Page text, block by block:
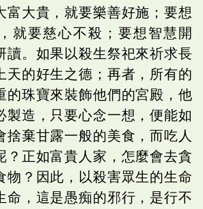
富大貴，就要樂善好施；要想
就要慈心不殺；要想智慧開
讀。如果以殺生祭祀來祈求長
天的好生之德；再者，所有的
的珠寶來裝飾他們的宮殿，他
製造，只要心念一想，便能如
捨棄甘露一般的美食，而吃人
？正如富貴人家，怎麼會去貪
物？因此，以殺害眾生的生命
命，這是愚痴的邪行，是行不